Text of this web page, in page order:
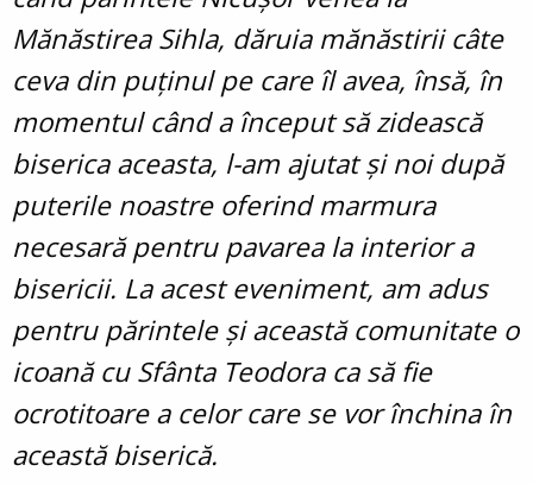
Mănăstirea Sihla, dăruia mănăstirii câte
ceva din puținul pe care îl avea, însă, în
momentul când a început să zidească
biserica aceasta, l-am ajutat și noi după
puterile noastre oferind marmura
necesară pentru pavarea la interior a
bisericii. La acest eveniment, am adus
pentru părintele și această comunitate o
icoană cu Sfânta Teodora ca să fie
ocrotitoare a celor care se vor închina în
această biserică.